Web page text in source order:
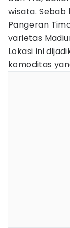
wisata. Sebab
Pangeran
varietas
Lokasi ini
komoditas